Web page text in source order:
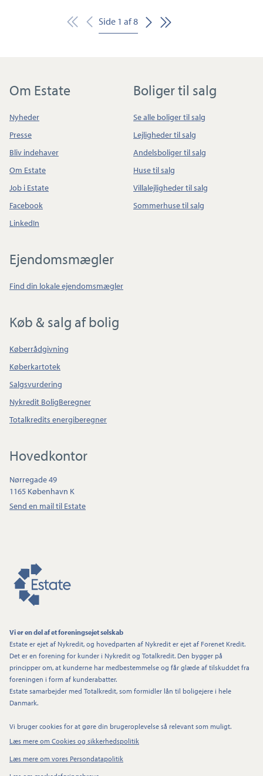
Side 1 af8
Om Estate
Nyheder
Presse
Bliv indehaver
Om Estate
Job i Estate
Facebook
LinkedIn
Boliger til salg
Se alle boliger til salg
Lejligheder til salg
Andelsboliger til salg
Huse til salg
Villalejligheder til salg
Sommerhuse til salg
Ejendomsmægler
Find din lokale ejendomsmægler
Køb & salg af bolig
Køberrådgivning
Køberkartotek
Salgsvurdering
Nykredit BoligBeregner
Totalkredits energiberegner
Hovedkontor
Nørregade 49
1165 København K
Send en mail til Estate
Vi er en del af et foreningsejet selskab
Estate er ejet af Nykredit, og hovedparten af Nykredit er ejet af Forenet Kredit.
Det er en forening for kunder i Nykredit og Totalkredit. Den bygger på
principper om, at kunderne har medbestemmelse og får glæde af tilskuddet fra
foreningen i form af kunderabatter.
Estate samarbejder med Totalkredit, som formidler lån til boligejere i hele
Danmark.
Vi bruger cookies for at gøre din brugeroplevelse så relevant som muligt.
Læs mere om Cookies og sikkerhedspolitik
Læs mere om vores Persondatapolitik